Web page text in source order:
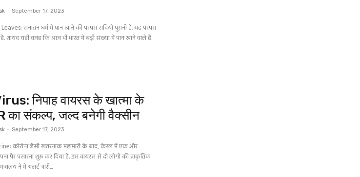
- September 17, 2023
सनातन धर्म में पान खाने की परंपरा सदियों पुरानी है. यह परंपरा
शायद यही वजह कि आज भी भारत में बड़ी संख्या में पान खाने वाले हैं.
निपाह वायरस के खात्मा के
का संकल्प, जल्द बनेगी वैक्सीन
- September 17, 2023
कोरोना जैसी खतरनाक महामारी के बाद, केरल में एक और
पैर पसारना शुरू कर दिया है. इस वायरस से दो लोगों की प्राकृतिक
ने में अलर्ट जारी...